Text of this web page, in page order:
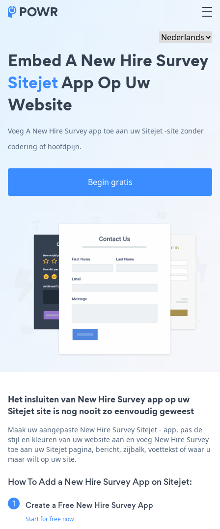
Embed A New Hire Survey
SitejetApp Op Uw
Website
Voeg A New Hire Survey app toe aan uw Sitejet -site zonder
codering of hoofdpijn.
Begin gratis
Het insluiten van New Hire Survey app op uw
Sitejet site is nog nooit zo eenvoudig geweest
Maak uw aangepaste New Hire Survey Sitejet - app, pas de
stijl en kleuren van uw website aan en voeg New Hire Survey
toe aan uw Sitejet pagina, bericht, zijbalk, voettekst of waar u
maar wilt op uw site.
How To Add a New Hire Survey App on Sitejet:
Create a Free New Hire Survey App
Start for free now